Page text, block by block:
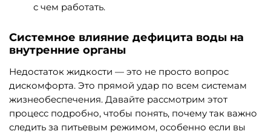
с чем работать.
Системное влияние дефицита воды на
внутренние органы
Недостаток жидкости — это не просто вопрос
дискомфорта. Это прямой удар по всем системам
жизнеобеспечения. Давайте рассмотрим этот
процесс подробно, чтобы понять, почему так важно
следить за питьевым режимом, особенно если вы